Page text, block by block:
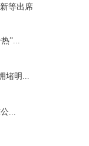
等出席
”...
堵明...
...